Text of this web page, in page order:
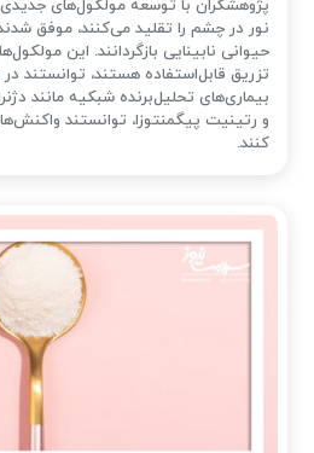
پژوهشگران با توسعه مولکول‌های
نور در چشم را تقلید می‌کنند، موفق
حیوانی نابینایی بازگردانند. این
تزریق قابل‌استفاده هستند، توانستند
بیماری‌های تحلیل‌برنده شبکیه مانند
و رتینیت پیگمنتوزا، توانستند
کنند.